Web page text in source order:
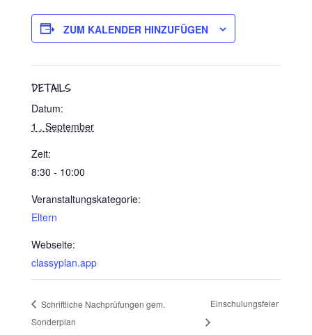
ZUM KALENDER HINZUFÜGEN
DETAILS
Datum:
1 . September
Zeit:
8:30 - 10:00
Veranstaltungskategorie:
Eltern
Webseite:
classyplan.app
Schriftliche Nachprüfungen gem.
Sonderplan
Einschulungsfeier